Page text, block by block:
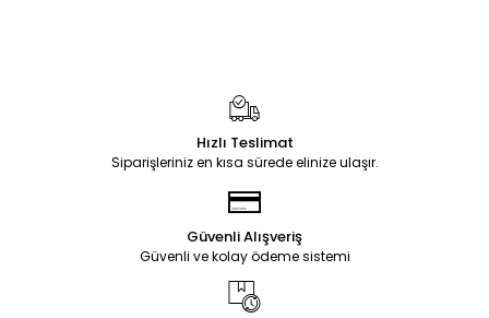
Hızlı Teslimat
Siparişleriniz en kısa sürede elinize ulaşır.
Güvenli Alışveriş
Güvenli ve kolay ödeme sistemi